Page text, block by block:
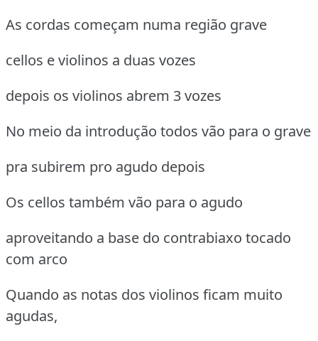
As cordas começam numa região grave
cellos e violinos a duas vozes
depois os violinos abrem 3 vozes
No meio da introdução todos vão para o grave
pra subirem pro agudo depois
Os cellos também vão para o agudo
aproveitando a base do contrabiaxo tocado
com arco
Quando as notas dos violinos ficam muito
agudas,